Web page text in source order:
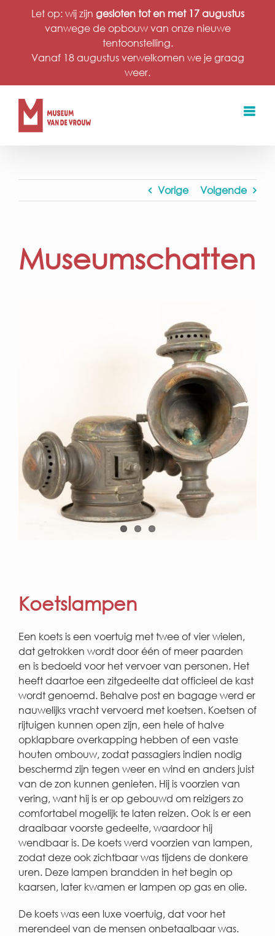
Let op: wij zijn gesloten tot en met 17 augustus
vanwege de opbouw van onze nieuwe
tentoonstelling.
Vanaf 18 augustus verwelkomen we je graag
weer.
Vorige Volgende
Museumschatten
Koetslampen
Een koets is een voertuig met twee of vier wielen,
dat getrokken wordt door één of meer paarden
en is bedoeld voor het vervoer van personen. Het
heeft daartoe een zitgedeelte dat officieel de kast
wordt genoemd. Behalve post en bagage werd er
nauwelijks vracht vervoerd met koetsen. Koetsen of
rijtuigen kunnen open zijn, een hele of halve
opklapbare overkapping hebben of een vaste
houten ombouw, zodat passagiers indien nodig
beschermd zijn tegen weer en wind en anders juist
van de zon kunnen genieten. Hij is voorzien van
vering, want hij is er op gebouwd om reizigers zo
comfortabel mogelijk te laten reizen. Ook is er een
draaibaar voorste gedeelte, waardoor hij
wendbaar is. De koets werd voorzien van lampen,
zodat deze ook zichtbaar was tijdens de donkere
uren. Deze lampen brandden in het begin op
kaarsen, later kwamen er lampen op gas en olie.
De koets was een luxe voertuig, dat voor het
merendeel van de mensen onbetaalbaar was.